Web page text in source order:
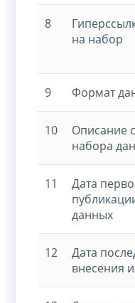
8
на набор
9 Формат
10
Описание
набора
11
Дата
данных
12
Дата
внесения